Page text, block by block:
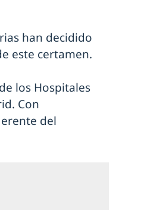
han decidido
este certamen.
los Hospitales
Con
del